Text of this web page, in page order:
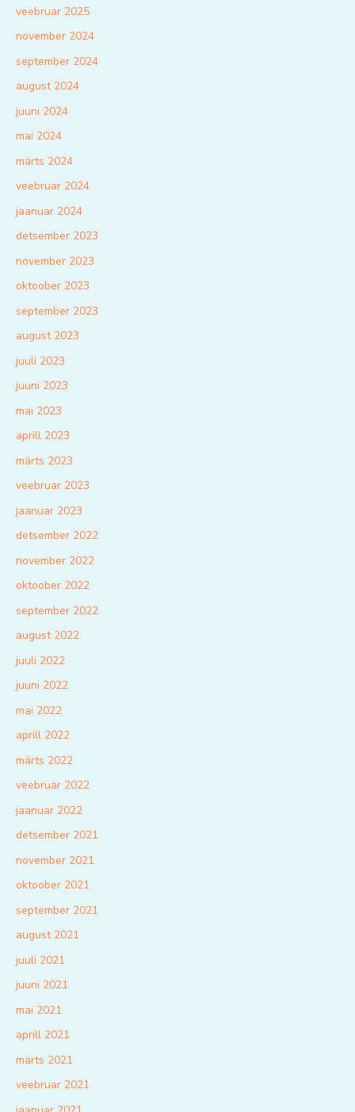
veebruar 2025
november 2024
september 2024
august 2024
juuni 2024
mai 2024
märts 2024
veebruar 2024
jaanuar 2024
detsember 2023
november 2023
oktoober 2023
september 2023
august 2023
juuli 2023
juuni 2023
mai 2023
aprill 2023
märts 2023
veebruar 2023
jaanuar 2023
detsember 2022
november 2022
oktoober 2022
september 2022
august 2022
juuli 2022
juuni 2022
mai 2022
aprill 2022
märts 2022
veebruar 2022
jaanuar 2022
detsember 2021
november 2021
oktoober 2021
september 2021
august 2021
juuli 2021
juuni 2021
mai 2021
aprill 2021
märts 2021
veebruar 2021